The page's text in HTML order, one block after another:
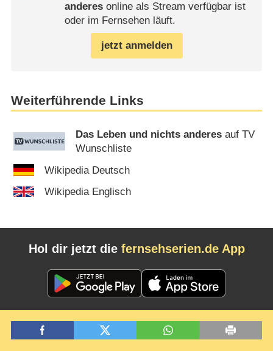
anderesonline als Stream verfügbar ist
oder im Fernsehen läuft.
jetzt anmelden
Weiterführende Links
Das Leben und nichts anderes auf TV
Wunschliste
Wikipedia Deutsch
Wikipedia Englisch
Hol dir jetzt die fernsehserien.de App